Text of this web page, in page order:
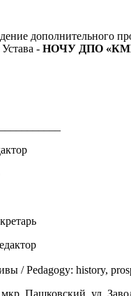
- НОЧУ ДПО
/ Pedagogу: history,